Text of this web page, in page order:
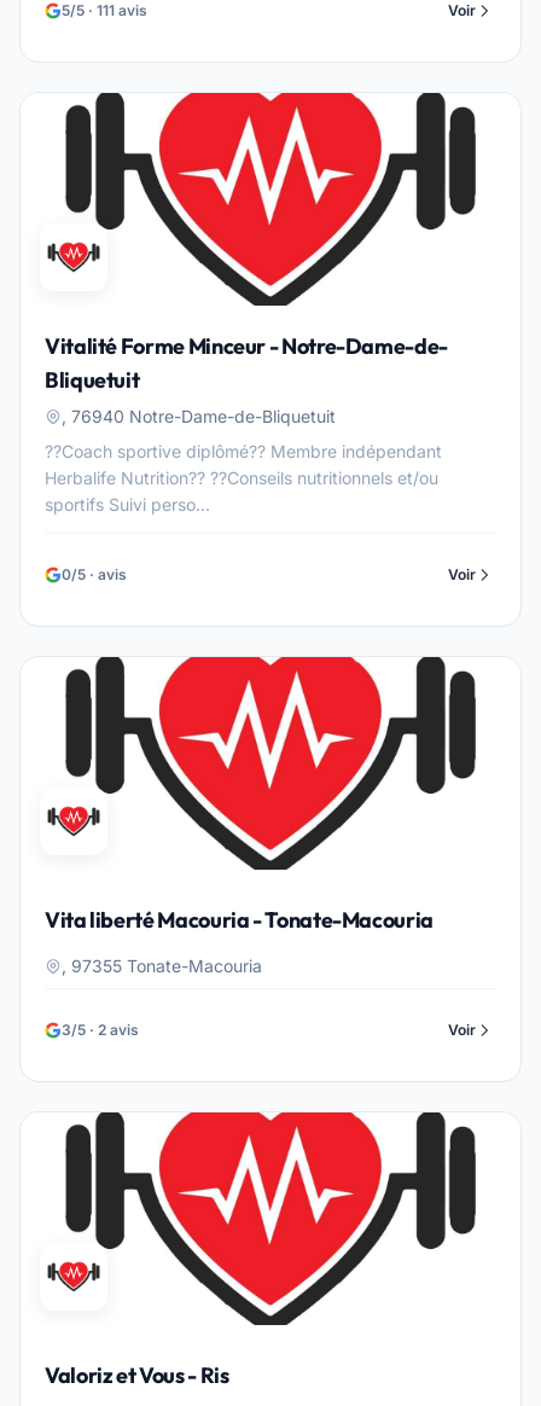
5/5 · 111 avis Voir
Vitalité Forme Minceur - Notre-Dame-de-
Bliquetuit
, 76940 Notre-Dame-de-Bliquetuit
??Coach sportive diplômé?? Membre indépendant
Herbalife Nutrition?? ??Conseils nutritionnels et/ou
sportifs Suivi perso...
0/5 · avis Voir
Vita liberté Macouria - Tonate-Macouria
, 97355 Tonate-Macouria
3/5 · 2 avis Voir
Valoriz et Vous - Ris